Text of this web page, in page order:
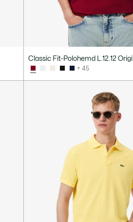
Classic Fit-Polohemd L.12.12
+ 45